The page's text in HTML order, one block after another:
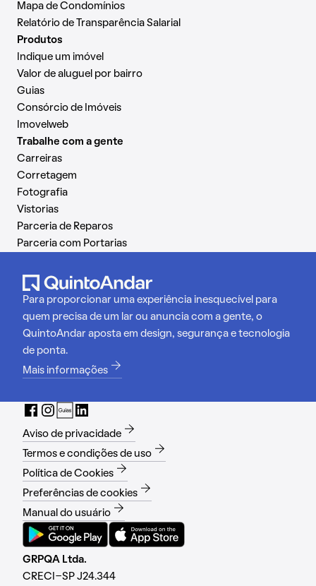
Mapa de Condomínios
Relatório de Transparência Salarial
Produtos
Indique um imóvel
Valor de aluguel por bairro
Guias
Consórcio de Imóveis
Imovelweb
Trabalhe com a gente
Carreiras
Corretagem
Fotografia
Vistorias
Parceria de Reparos
Parceria com Portarias
Para proporcionar uma experiência inesquecível para
quem precisa de um lar ou anuncia com a gente, o
QuintoAndar aposta em design, segurança e tecnologia
de ponta.
Mais informações
Aviso de privacidade
Termos e condições de uso
Política de Cookies
Preferências de cookies
Manual do usuário
GRPQA Ltda.
CRECI-SP J24.344